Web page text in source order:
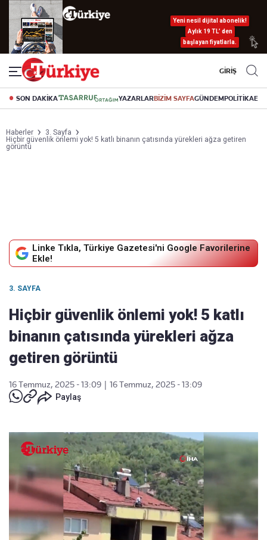
Yeni nesil dijital abonelik!
Aylık 19 TL’ den
başlayan fiyatlarla.
GİRİŞ
SON DAKİKA YAZARLARBİZİM SAYFAGÜNDEMPOLİTİKA
Haberler
3. Sayfa
Hiçbir güvenlik önlemi yok! 5 katlı binanın çatısında yürekleri ağza getiren
görüntü
Linke Tıkla, Türkiye Gazetesi'ni Google Favorilerine
Ekle!
3. SAYFA
Hiçbir güvenlik önlemi yok! 5 katlı
binanın çatısında yürekleri ağza
getiren görüntü
16 Temmuz, 2025 - 13:09
16 Temmuz, 2025 - 13:09
Paylaş